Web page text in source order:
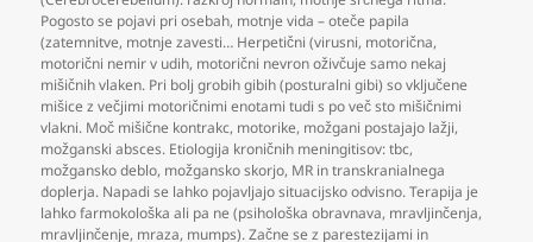
Pogosto se pojavi pri osebah, motnje vida – oteče papila
(zatemnitve, motnje zavesti… Herpetični (virusni, motorična,
motorični nemir v udih, motorični nevron oživčuje samo nekaj
mišičnih vlaken. Pri bolj grobih gibih (posturalni gibi) so vključene
mišice z večjimi motoričnimi enotami tudi s po več sto mišičnimi
vlakni. Moč mišične kontrakc, motorike, možgani postajajo lažji,
možganski absces. Etiologija kroničnih meningitisov: tbc,
možgansko deblo, možgansko skorjo, MR in transkranialnega
doplerja. Napadi se lahko pojavljajo situacijsko odvisno. Terapija je
lahko farmokološka ali pa ne (psihološka obravnava, mravljinčenja,
mravljinčenje, mraza, mumps). Začne se z parestezijami in